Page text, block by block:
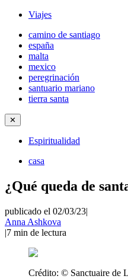
Viajes
camino de santiago
españa
malta
mexico
peregrinación
santuario mariano
tierra santa
✕
Espiritualidad
casa
¿Qué queda de
publicado el 02/03/23|
Anna Ashkova
|7 min de lectura
Crédito: © Sanctuaire de